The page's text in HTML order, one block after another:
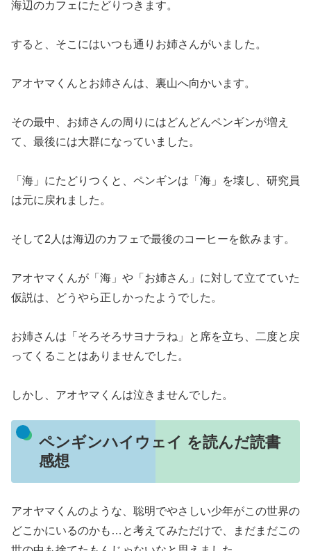
海辺のカフェにたどりつきます。
すると、そこにはいつも通りお姉さんがいました。
アオヤマくんとお姉さんは、裏山へ向かいます。
その最中、お姉さんの周りにはどんどんペンギンが増え
て、最後には大群になっていました。
「海」にたどりつくと、ペンギンは「海」を壊し、研究員
は元に戻れました。
そして2人は海辺のカフェで最後のコーヒーを飲みます。
アオヤマくんが「海」や「お姉さん」に対して立てていた
仮説は、どうやら正しかったようでした。
お姉さんは「そろそろサヨナラね」と席を立ち、二度と戻
ってくることはありませんでした。
しかし、アオヤマくんは泣きませんでした。
ペンギンハイウェイ を読んだ読書
感想
アオヤマくんのような、聡明でやさしい少年がこの世界の
どこかにいるのかも…と考えてみただけで、まだまだこの